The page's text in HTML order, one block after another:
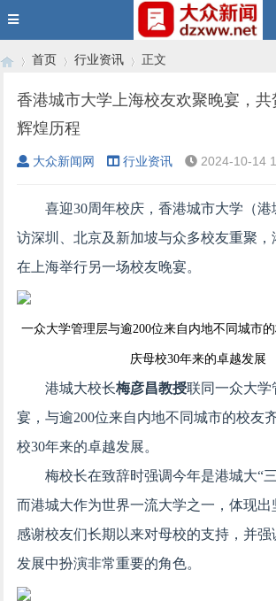
›
首页
›
行业资讯 正文
香港城市大学上海校友欢聚晚宴，
辉煌历程
大众新闻网 行业资讯 2024-10-14
喜迎30周年校庆，香港城市大学（港
访深圳、北京及新加坡与众多校友重聚，
在上海举行另一场校友晚宴。
一众大学管理层与逾200位来自内地不同城市
庆母校30年来的卓越发展
港城大校长梅彦昌教授联同一众大
宴，与逾200位来自内地不同城市的校友
校30年来的卓越发展。
梅校长在致辞时强调今年是港城大“
而港城大作为世界一流大学之一，体现
感谢校友们长期以来对母校的支持，并强
发展中扮演非常重要的角色。